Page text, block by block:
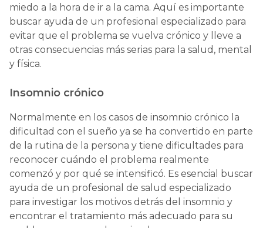
miedo a la hora de ir a la cama. Aquí es importante
buscar ayuda de un profesional especializado para
evitar que el problema se vuelva crónico y lleve a
otras consecuencias más serias para la salud, mental
y física.
Insomnio crónico
Normalmente en los casos de insomnio crónico la
dificultad con el sueño ya se ha convertido en parte
de la rutina de la persona y tiene dificultades para
reconocer cuándo el problema realmente
comenzó y por qué se intensificó. Es esencial buscar
ayuda de un profesional de salud especializado
para investigar los motivos detrás del insomnio y
encontrar el tratamiento más adecuado para su